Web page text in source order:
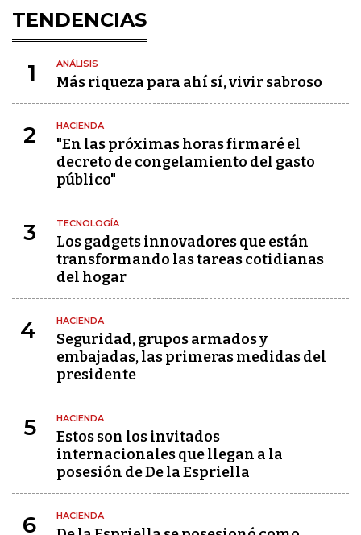
TENDENCIAS
1 ANÁLISIS
Más riqueza para ahí sí, vivir sabroso
2 HACIENDA
"En las próximas horas firmaré el
decreto de congelamiento del gasto
público"
3 TECNOLOGÍA
Los gadgets innovadores que están
transformando las tareas cotidianas
del hogar
4 HACIENDA
Seguridad, grupos armados y
embajadas, las primeras medidas del
presidente
5 HACIENDA
Estos son los invitados
internacionales que llegan a la
posesión de De la Espriella
6 HACIENDA